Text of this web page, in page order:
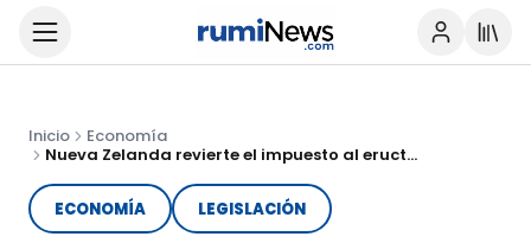
Inicio
Economía
Nueva Zelanda revierte el impuesto al eructo de las vacas
ECONOMÍA LEGISLACIÓN